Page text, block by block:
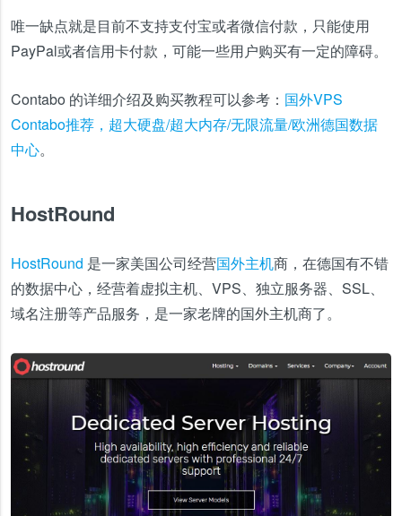
唯一缺点就是目前不支持支付宝或者微信付款，只能使用
PayPal或者信用卡付款，可能一些用户购买有一定的障碍。
Contabo 的详细介绍及购买教程可以参考： 国外VPS
Contabo推荐，超大硬盘/超大内存/无限流量/欧洲德国数据
中心。
HostRound
HostRound 是一家美国公司经营国外主机商，在德国有不错
的数据中心，经营着虚拟主机、VPS、独立服务器、SSL、
域名注册等产品服务，是一家老牌的国外主机商了。